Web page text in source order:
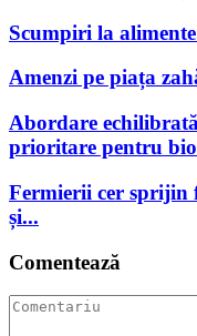
Scumpiri la
Amenzi pe piața
Abordare
prioritare pentru
Fermierii cer sprijin
și...
Comentează